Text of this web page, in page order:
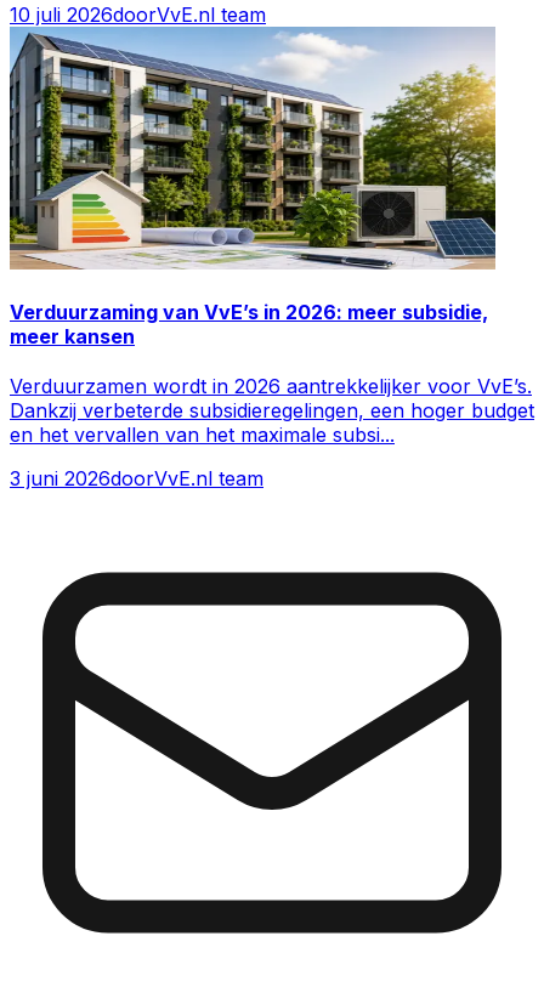
10 juli 2026doorVvE.nl team
Verduurzaming van VvE’s in 2026: meer subsidie,
meer kansen
Verduurzamen wordt in 2026 aantrekkelijker voor VvE’s.
Dankzij verbeterde subsidieregelingen, een hoger budget
en het vervallen van het maximale subsi...
3 juni 2026doorVvE.nl team